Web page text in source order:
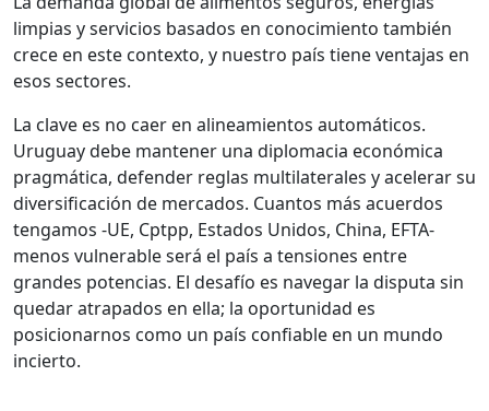
limpias y servicios basados en conocimiento también
crece en este contexto, y nuestro país tiene ventajas en
esos sectores.
La clave es no caer en alineamientos automáticos.
Uruguay debe mantener una diplomacia económica
pragmática, defender reglas multilaterales y acelerar su
diversificación de mercados. Cuantos más acuerdos
tengamos -UE, Cptpp, Estados Unidos, China, EFTA-
menos vulnerable será el país a tensiones entre
grandes potencias. El desafío es navegar la disputa sin
quedar atrapados en ella; la oportunidad es
posicionarnos como un país confiable en un mundo
incierto.